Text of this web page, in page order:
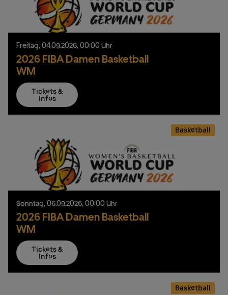
Freitag, 04.09.2026, 00:00 Uhr
2026 FIBA Damen Basketball
WM
Tickets &
Infos
Basketball
Sonntag, 06.09.2026, 00:00 Uhr
2026 FIBA Damen Basketball
WM
Tickets &
Infos
Basketball